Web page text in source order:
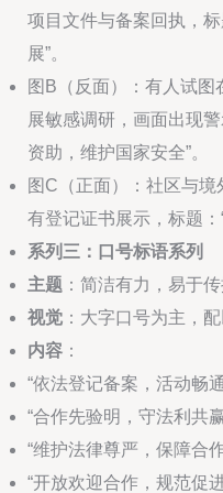
项目文件与备案回执，
展”。
图B（反面）：有人试
展敏感调研，画面出现
资助，维护国家安全”。
图C（正面）：社区与
有登记证书展示，标题：
系列三：口号标语系列
主题 ：简洁有力，易于传
视觉 ：大字口号为主，
内容 ：
“依法登记备案，活动畅
“合作先验明，守法利共
“维护法律尊严，保障合
“开放欢迎合作，规范促